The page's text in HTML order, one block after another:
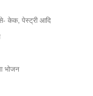
केक, पेस्ट्री आदि
भोजन